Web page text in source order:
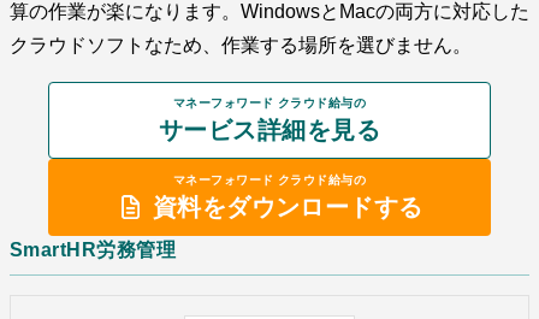
算の作業が楽になります。WindowsとMacの両方に対応した
クラウドソフトなため、作業する場所を選びません。
マネーフォワード クラウド給与の
サービス詳細を見る
マネーフォワード クラウド給与の
資料をダウンロードする
SmartHR労務管理